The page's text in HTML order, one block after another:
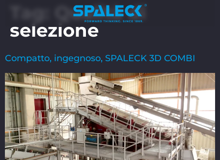
Tag:
Qualità di
selezione
Compatto, ingegnoso, SPALECK 3D COMBI